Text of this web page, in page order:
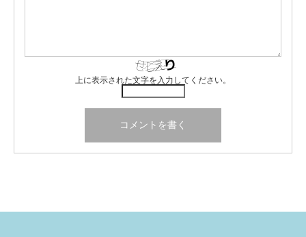
上に表示された文字を入力してください。